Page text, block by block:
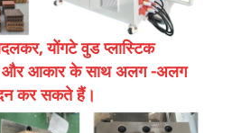
योंगटे वुड प्लास्टिक
आकार के साथ अलग -अलग
कर सकते हैं।